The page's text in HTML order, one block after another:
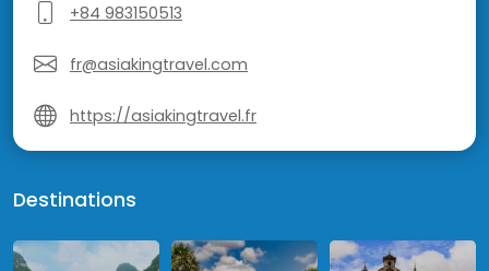
+84 983150513
fr@asiakingtravel.com
https://asiakingtravel.fr
Destinations